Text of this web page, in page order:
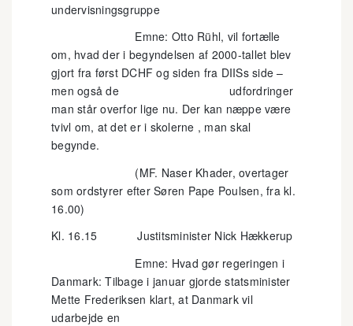
undervisningsgruppe
Emne: Otto Rühl, vil fortælle
om, hvad der i begyndelsen af 2000-tallet blev
gjort fra først DCHF og siden fra DIISs side –
men også de udfordringer
man står overfor lige nu. Der kan næppe være
tvivl om, at det er i skolerne , man skal
begynde.
(MF. Naser Khader, overtager
som ordstyrer efter Søren Pape Poulsen, fra kl.
16.00)
Kl. 16.15 Justitsminister Nick Hækkerup
Emne: Hvad gør regeringen i
Danmark: Tilbage i januar gjorde statsminister
Mette Frederiksen klart, at Danmark vil
udarbejde en